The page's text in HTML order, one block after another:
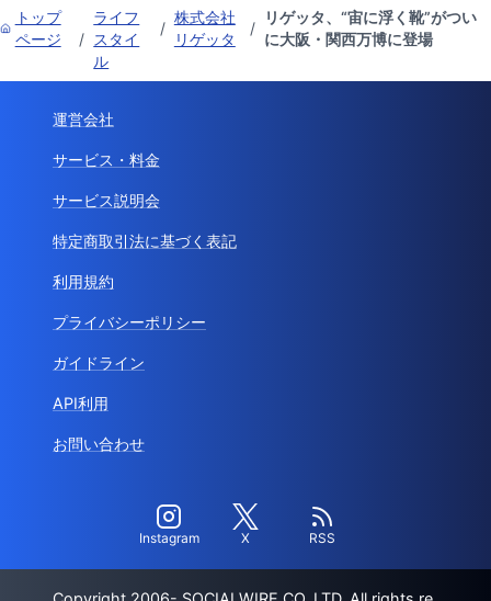
トップ
ページ
/
ライフ
スタイ
ル
/
株式会社
リゲッタ
/
リゲッタ、“宙に浮く靴”がつい
に大阪・関西万博に登場
運営会社
サービス・料金
サービス説明会
特定商取引法に基づく表記
利用規約
プライバシーポリシー
ガイドライン
API利用
お問い合わせ
Instagram X RSS